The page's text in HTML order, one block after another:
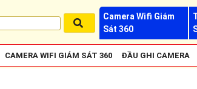
Camera Wifi Giám
Sát 360
CAMERA WIFI GIÁM SÁT 360 ĐẦU GHI CAMERA